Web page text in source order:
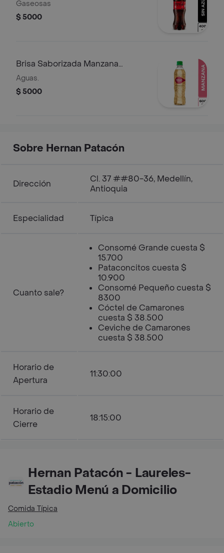
Gaseosas
$ 5000
Brisa Saborizada Manzana
600ML
Aguas.
$ 5000
Sobre Hernan Patacón
Dirección
Cl. 37 ##80-36, Medellín,
Antioquia
Especialidad Típica
Cuanto sale?
Consomé Grande cuesta $
15.700
Pataconcitos cuesta $
10.900
Consomé Pequeño cuesta $
8300
Cóctel de Camarones
cuesta $ 38.500
Ceviche de Camarones
cuesta $ 38.500
Horario de
Apertura
11:30:00
Horario de
Cierre
18:15:00
Hernan Patacón - Laureles-
Estadio Menú a Domicilio
Comida Típica
Abierto